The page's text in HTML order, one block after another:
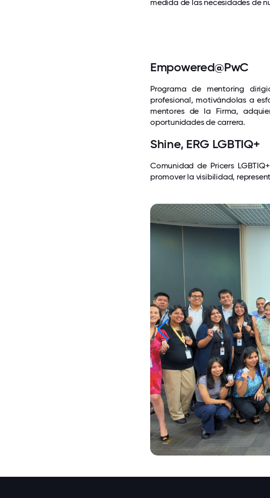
medida de las necesidades de
Empowered@PwC
Programa de mentoring
profesional, motivándolas a
mentores de la Firma,
oportunidades de carrera.
Shine, ERG LGBTIQ+
Comunidad de Pricers
promover la visibilidad,